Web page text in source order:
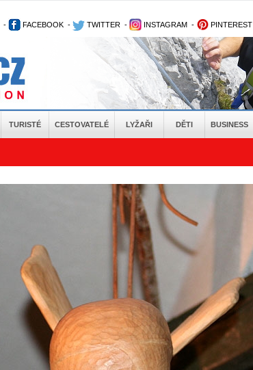
- FACEBOOK - TWITTER - INSTAGRAM - PINTEREST
TURISTÉ CESTOVATELÉ LYŽAŘI DĚTI BUSINESS